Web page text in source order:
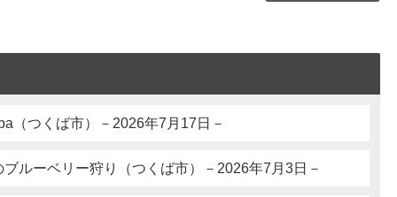
（つくば市）－2026年7月17日－
ルーベリー狩り（つくば市）－2026年7月3日－